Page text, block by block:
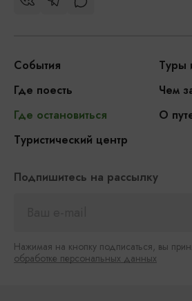
События
Туры
Где поесть
Чем
Где остановиться
О
Туристический центр
Подпишитесь на рассылку
Нажимая на кнопку подписаться, вы
обработке персональных данных